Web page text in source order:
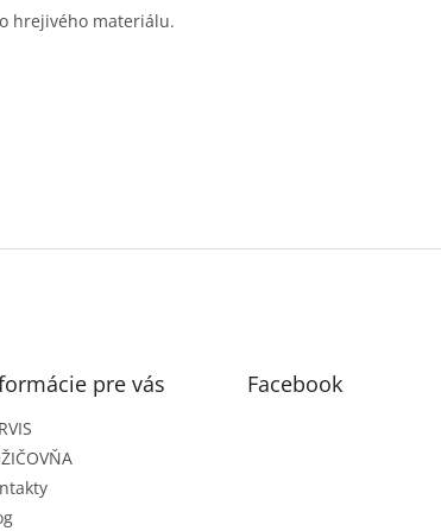
hrejivého materiálu.
pre vás Facebook